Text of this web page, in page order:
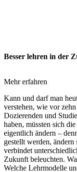
Besser lehren in der
Mehr erfahren
Kann und darf man
verstehen, wie vor
Dozierenden und
haben, müssten sich
eigentlich ändern –
gestellt werden,
verbindet
Zukunft beleuchten.
Welche Lehrmodelle